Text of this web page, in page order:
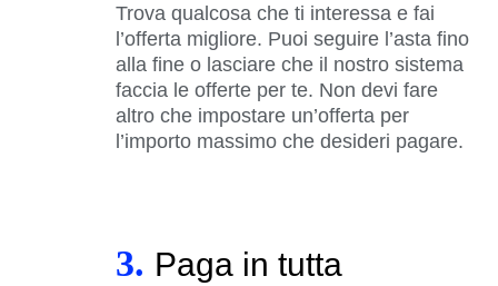
Trova qualcosa che ti interessa e fai
l’offerta migliore. Puoi seguire l’asta fino
alla fine o lasciare che il nostro sistema
faccia le offerte per te. Non devi fare
altro che impostare un’offerta per
l’importo massimo che desideri pagare.
3. Paga in tutta